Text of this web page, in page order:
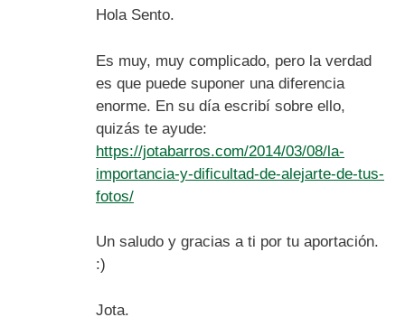
Hola Sento.
Es muy, muy complicado, pero la verdad
es que puede suponer una diferencia
enorme. En su día escribí sobre ello,
quizás te ayude:
https://jotabarros.com/2014/03/08/la-
importancia-y-dificultad-de-alejarte-de-tus-
fotos/
Un saludo y gracias a ti por tu aportación.
:)
Jota.